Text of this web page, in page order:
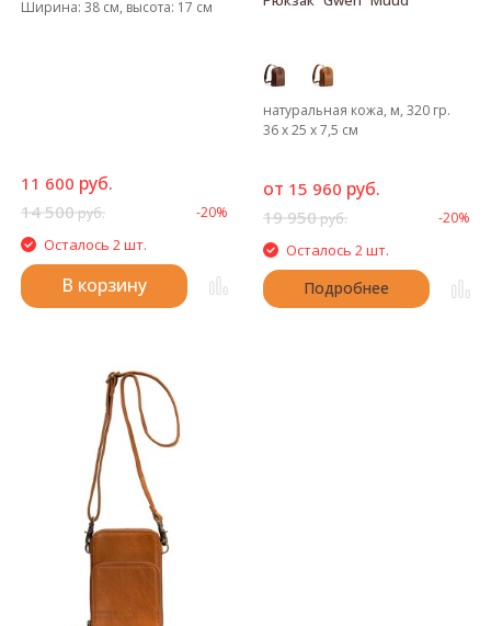
Ширина: 38 см, высота: 17 см
11 600 руб.
14 500руб. -20%
Осталось 2 шт.
В корзину
натуральная кожа, м, 320 гр.
36 х 25 х 7,5 см
от 15 960 руб.
19 950руб. -20%
Осталось 2 шт.
Подробнее